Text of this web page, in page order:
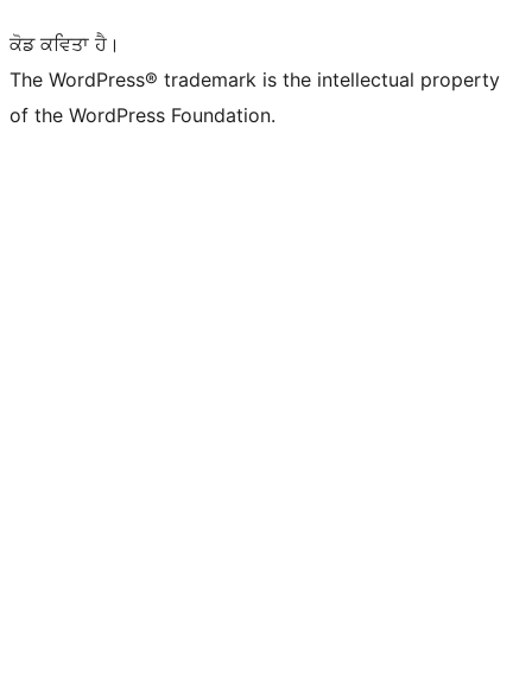
ਕੋਡ ਕਵਿਤਾ ਹੈ।
The WordPress® trademark is the intellectual property
of the WordPress Foundation.